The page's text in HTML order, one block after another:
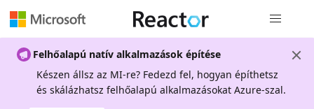
Felhőalapú natív alkalmazások építése
Készen állsz az MI-re? Fedezd fel, hogyan építhetsz
és skálázhatsz felhőalapú alkalmazásokat Azure-szal.